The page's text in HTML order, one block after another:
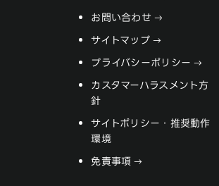
お問い合わせ
サイトマップ
プライバシーポリシー
カスタマーハラスメント方
針
サイトポリシー・推奨動作
環境
免責事項